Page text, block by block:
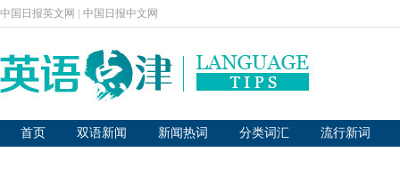
中国日报英文网 中国日报中文网
首页 双语新闻 新闻热词 分类词汇 流行新词